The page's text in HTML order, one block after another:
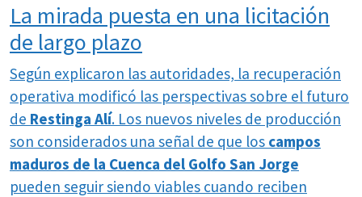
La mirada puesta en una licitación
de largo plazo
Según explicaron las autoridades, la recuperación
operativa modificó las perspectivas sobre el futuro
de Restinga Alí. Los nuevos niveles de producción
son considerados una señal de que los campos
maduros de la Cuenca del Golfo San Jorge
pueden seguir siendo viables cuando reciben